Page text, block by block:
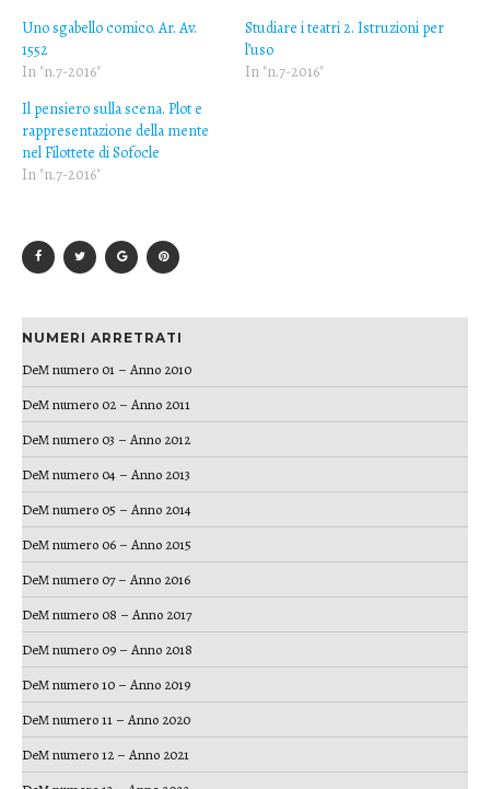
Uno sgabello comico. Ar. Av.
1552
In "n.7-2016"
Studiare i teatri 2. Istruzioni per
l’uso
In "n.7-2016"
Il pensiero sulla scena. Plot e
rappresentazione della mente
nel Filottete di Sofocle
In "n.7-2016"
NUMERI ARRETRATI
DeM numero 01 – Anno 2010
DeM numero 02 – Anno 2011
DeM numero 03 – Anno 2012
DeM numero 04 – Anno 2013
DeM numero 05 – Anno 2014
DeM numero 06 – Anno 2015
DeM numero 07 – Anno 2016
DeM numero 08 – Anno 2017
DeM numero 09 – Anno 2018
DeM numero 10 – Anno 2019
DeM numero 11 – Anno 2020
DeM numero 12 – Anno 2021